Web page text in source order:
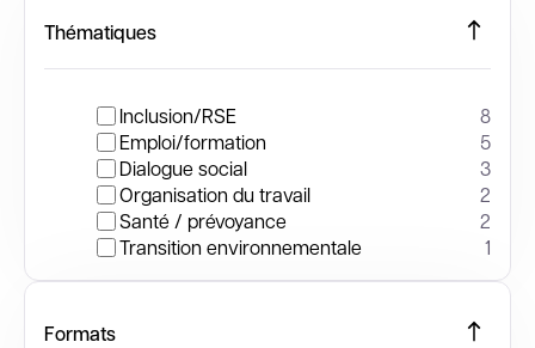
Thématiques
Inclusion/RSE
8
Emploi/formation
5
Dialogue social
3
Organisation du travail
2
Santé / prévoyance
2
Transition environnementale
1
Formats